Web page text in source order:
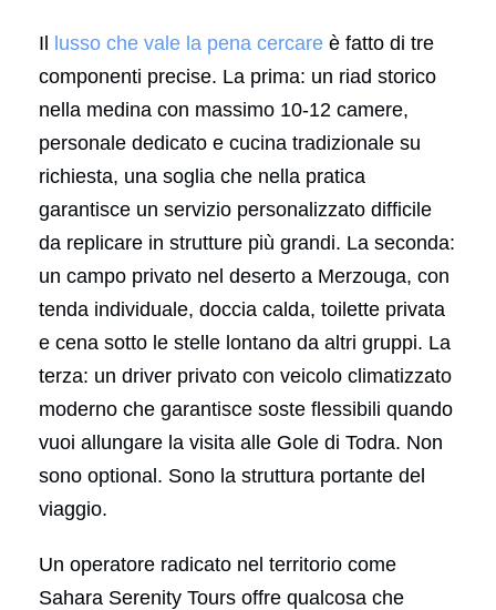
Il lusso che vale la pena cercare è fatto di tre
componenti precise. La prima: un riad storico
nella medina con massimo 10-12 camere,
personale dedicato e cucina tradizionale su
richiesta, una soglia che nella pratica
garantisce un servizio personalizzato difficile
da replicare in strutture più grandi. La seconda:
un campo privato nel deserto a Merzouga, con
tenda individuale, doccia calda, toilette privata
e cena sotto le stelle lontano da altri gruppi. La
terza: un driver privato con veicolo climatizzato
moderno che garantisce soste flessibili quando
vuoi allungare la visita alle Gole di Todra. Non
sono optional. Sono la struttura portante del
viaggio.
Un operatore radicato nel territorio come
Sahara Serenity Tours offre qualcosa che